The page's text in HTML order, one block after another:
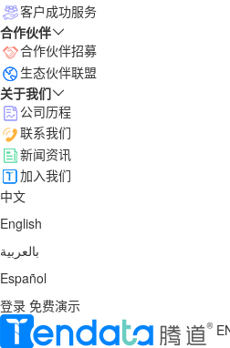
客户成功服务
合作伙伴
合作伙伴招募
生态伙伴联盟
关于我们
公司历程
联系我们
新闻资讯
加入我们
中文
English
بالعربية
Español
登录 免费演示